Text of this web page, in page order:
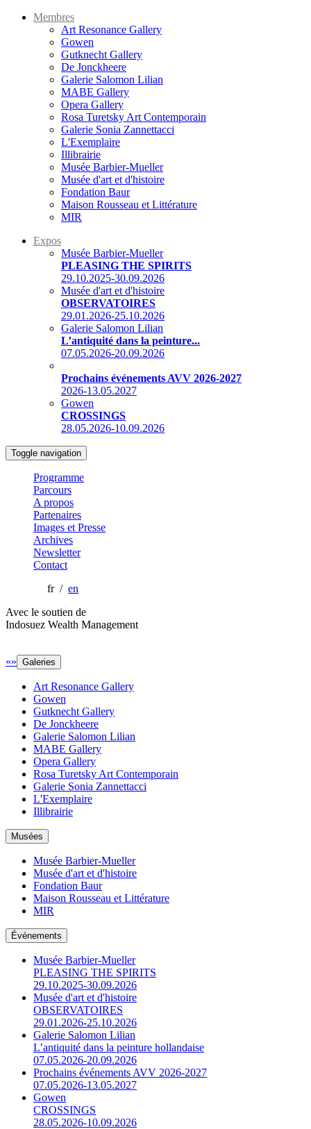
Membres
Art Resonance Gallery
Gowen
Gutknecht Gallery
De Jonckheere
Galerie Salomon Lilian
MABE Gallery
Opera Gallery
Rosa Turetsky Art Contemporain
Galerie Sonia Zannettacci
L'Exemplaire
Illibrairie
Musée Barbier-Mueller
Musée d'art et d'histoire
Fondation Baur
Maison Rousseau et Littérature
MIR
Expos
Musée Barbier-Mueller
PLEASING THE SPIRITS
29.10.2025-30.09.2026
Musée d'art et d'histoire
OBSERVATOIRES
29.01.2026-25.10.2026
Galerie Salomon Lilian
L’antiquité dans la peinture...
07.05.2026-20.09.2026
Prochains événements AVV 2026-2027
2026-13.05.2027
Gowen
CROSSINGS
28.05.2026-10.09.2026
Toggle navigation
Programme
Parcours
A propos
Partenaires
Images et Presse
Archives
Newsletter
Contact
fr / en
Avec le soutien de
Indosuez Wealth Management
«» Galeries
Art Resonance Gallery
Gowen
Gutknecht Gallery
De Jonckheere
Galerie Salomon Lilian
MABE Gallery
Opera Gallery
Rosa Turetsky Art Contemporain
Galerie Sonia Zannettacci
L'Exemplaire
Illibrairie
Musées
Musée Barbier-Mueller
Musée d'art et d'histoire
Fondation Baur
Maison Rousseau et Littérature
MIR
Événements
Musée Barbier-Mueller
PLEASING THE SPIRITS
29.10.2025-30.09.2026
Musée d'art et d'histoire
OBSERVATOIRES
29.01.2026-25.10.2026
Galerie Salomon Lilian
L’antiquité dans la peinture hollandaise
07.05.2026-20.09.2026
Prochains événements AVV 2026-2027
07.05.2026-13.05.2027
Gowen
CROSSINGS
28.05.2026-10.09.2026